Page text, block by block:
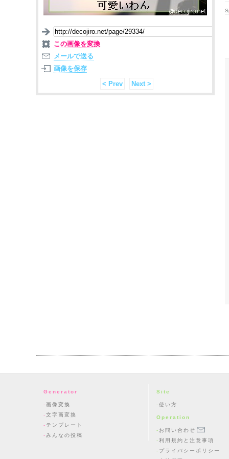
この画像を変換
メールで送る
画像を保存
< Prev
Next >
Generator
画像変換
文字画変換
テンプレート
みんなの投稿
Site
使い方
Operation
お問い合わせ
利用規約と注意事項
プライバシーポリシー